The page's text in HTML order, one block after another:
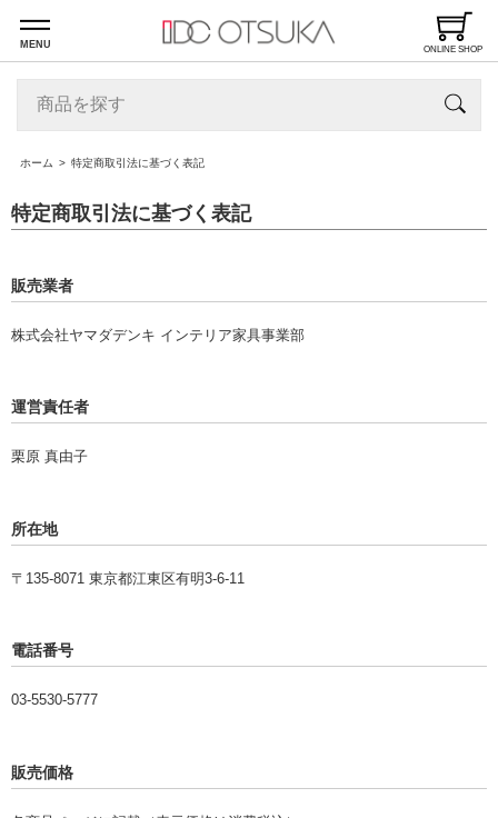
MENU ONLINE SHOP
ホーム 特定商取引法に基づく表記
特定商取引法に基づく表記
販売業者
株式会社ヤマダデンキ インテリア家具事業部
運営責任者
栗原 真由子
所在地
〒135-8071 東京都江東区有明3-6-11
電話番号
03-5530-5777
販売価格